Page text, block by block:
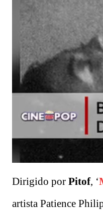
Dirigido por Pitof, ‘
artista Patience